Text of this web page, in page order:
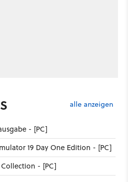
alle anzeigen
- [PC]
19 Day One Edition - [PC]
- [PC]